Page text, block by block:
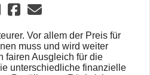
Vor allem der Preis für
muss und wird weiter
fairen Ausgleich für die
unterschiedliche finanzielle